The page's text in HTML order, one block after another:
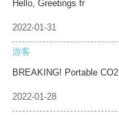
Hello, Greetings fr
2022-01-31
游客
BREAKING! Portable CO2
2022-01-28